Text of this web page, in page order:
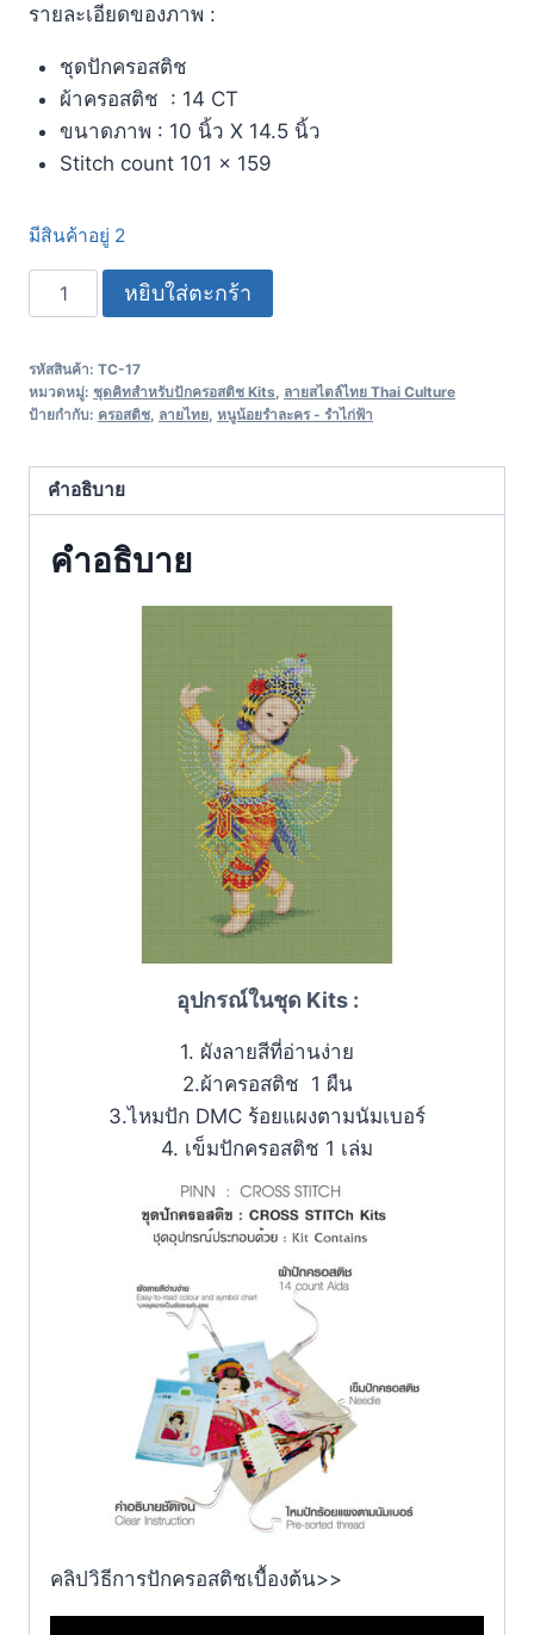
รายละเอียดของภาพ :
ชุดปักครอสติช
ผ้าครอสติช : 14 CT
ขนาดภาพ : 10 นิ้ว X 14.5 นิ้ว
Stitch count 101 x 159
มีสินค้าอยู่ 2
หยิบใส่ตะกร้า
รหัสสินค้า: TC-17
หมวดหมู่: ชุดคิทสำหรับปักครอสติช Kits ลายสไตล์ไทย Thai Culture
ป้ายกำกับ: ครอสติช ลายไทย หนูน้อยรำละคร - รำไก่ฟ้า
คำอธิบาย
คำอธิบาย
อุปกรณ์ในชุด Kits :
1. ผังลายสีที่อ่านง่าย
2.ผ้าครอสติช 1 ผืน
3.ไหมปัก DMC ร้อยแผงตามนัมเบอร์
4. เข็มปักครอสติช 1 เล่ม
คลิปวิธีการปักครอสติชเบื้องต้น>>